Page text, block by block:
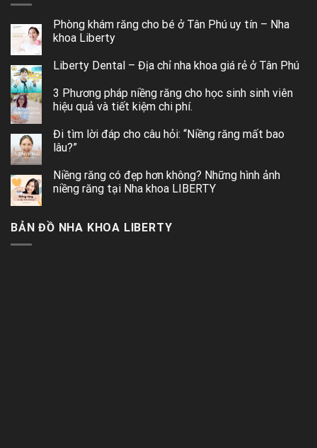
Phòng khám răng cho bé ở Tân Phú uy tín – Nha
khoa Liberty
Liberty Dental – Địa chỉ nha khoa giá rẻ ở Tân Phú
3 Phương pháp niềng răng cho học sinh sinh viên
hiệu quả và tiết kiệm chi phí.
Đi tìm lời đáp cho câu hỏi: “Niềng răng mất bao
lâu?”
Niềng răng có đẹp hơn không? Những hình ảnh
niềng răng tại Nha khoa LIBERTY
BẢN ĐỒ NHA KHOA LIBERTY